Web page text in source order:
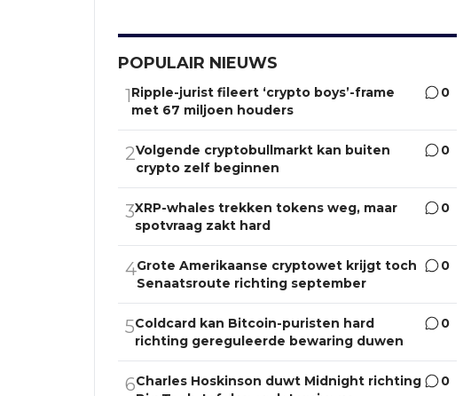
POPULAIR NIEUWS
1Ripple-jurist fileert ‘crypto boys’-frame
met 67 miljoen houders
0
2Volgende cryptobullmarkt kan buiten
crypto zelf beginnen
0
3XRP-whales trekken tokens weg, maar
spotvraag zakt hard
0
4Grote Amerikaanse cryptowet krijgt toch
Senaatsroute richting september
0
5Coldcard kan Bitcoin-puristen hard
richting gereguleerde bewaring duwen
0
6Charles Hoskinson duwt Midnight richting
0